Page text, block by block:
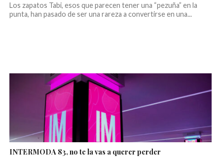
Los zapatos Tabi, esos que parecen tener una “pezuña” en la
punta, han pasado de ser una rareza a convertirse en una...
INTERMODA 83, no te la vas a querer perder